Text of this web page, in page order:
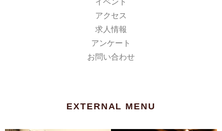
イベント
アクセス
求人情報
アンケート
お問い合わせ
EXTERNAL MENU